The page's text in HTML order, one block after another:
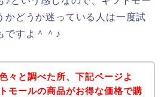
かどうか迷っている人は一度試
ですよ＾＾♪
々と調べた所、下記ページよ
モールの商品がお得な価格で購